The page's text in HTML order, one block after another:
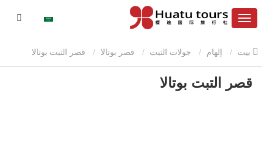
إلهام جولات التبت قصر بوتالا
قصر التبت بوتالا